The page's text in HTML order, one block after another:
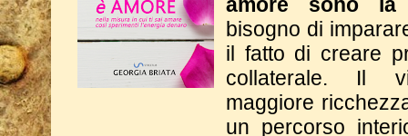
bisogno di
il fatto di creare
collaterale. Il
maggiore
un percorso